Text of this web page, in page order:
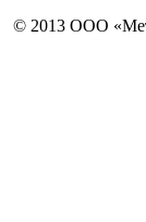
© 2013 ООО